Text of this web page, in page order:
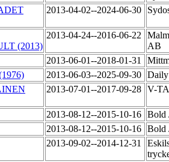
2013-04-02--2024-06-30
(2013)
2013-04-24--2016-06-22
AB
2013-06-01--2018-01-31
2013-06-03--2025-09-30
2013-07-01--2017-09-28 V-
2013-08-12--2015-10-16 Bold
2013-08-12--2015-10-16 Bold
2013-09-02--2014-12-31